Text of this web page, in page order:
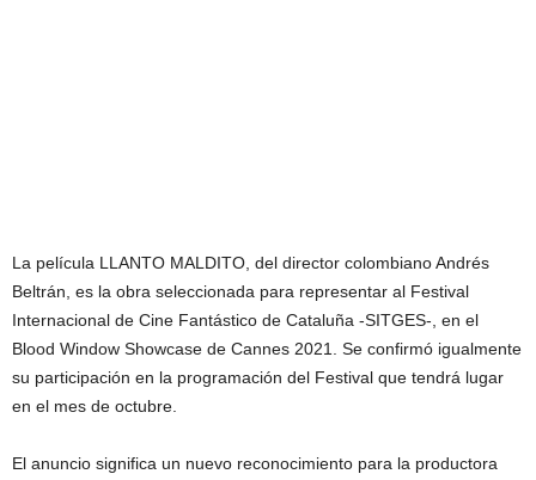
La película LLANTO MALDITO, del director colombiano Andrés
Beltrán, es la obra seleccionada para representar al Festival
Internacional de Cine Fantástico de Cataluña -SITGES-, en el
Blood Window Showcase de Cannes 2021. Se confirmó igualmente
su participación en la programación del Festival que tendrá lugar
en el mes de octubre.
El anuncio significa un nuevo reconocimiento para la productora